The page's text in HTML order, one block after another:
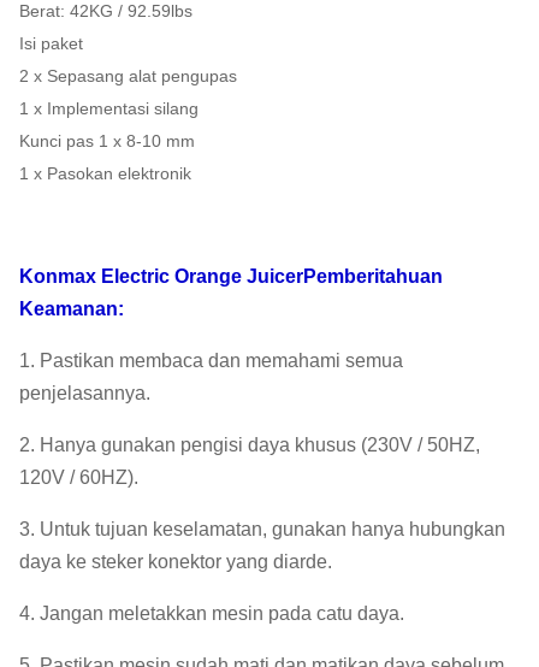
Berat: 42KG / 92.59lbs
Isi paket
2 x Sepasang alat pengupas
1 x Implementasi silang
Kunci pas 1 x 8-10 mm
1 x Pasokan elektronik
Konmax Electric Orange JuicerPemberitahuan
Keamanan:
1. Pastikan membaca dan memahami semua
penjelasannya.
2. Hanya gunakan pengisi daya khusus (230V / 50HZ,
120V / 60HZ).
3. Untuk tujuan keselamatan, gunakan hanya hubungkan
daya ke steker konektor yang diarde.
4. Jangan meletakkan mesin pada catu daya.